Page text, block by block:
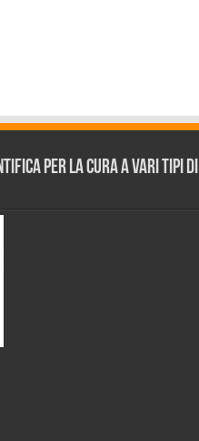
per la cura a vari tipi di